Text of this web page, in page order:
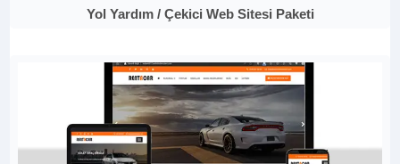
Yol Yardım / Çekici Web Sitesi Paketi